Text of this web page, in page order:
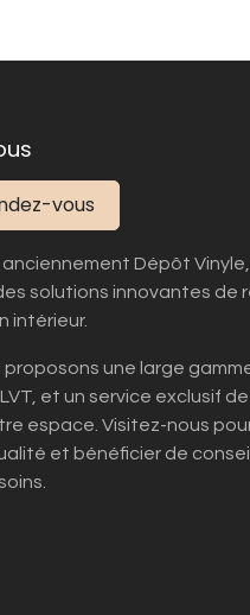
vous
anciennement Dépôt
solutions innovantes de
intérieur.
une large
et un service exclusif
espace. Visitez-nous
et bénéficier de